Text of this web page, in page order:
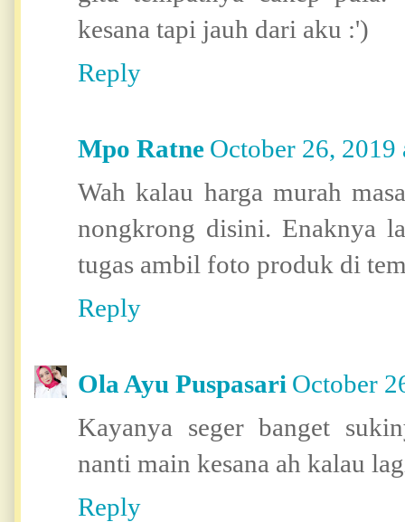
kesana tapi jauh dari aku :')
Reply
Mpo Ratne October 26, 2019
Wah kalau harga murah
nongkrong disini. Enaknya
tugas ambil foto produk di
Reply
Ola Ayu Puspasari October
Kayanya seger banget
nanti main kesana ah kalau
Reply